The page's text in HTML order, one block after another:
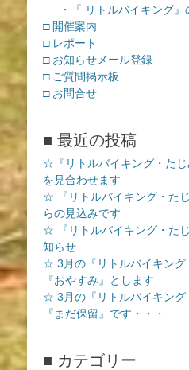
・『 リトルバイキング』
□ 開催案内
□ レポート
□ お知らせメール登録
□ ご質問掲示板
□ お問合せ
■ 最近の投稿
☆『リトルバイキング・た
を見合わせます
☆ 『リトルバイキング・た
らの見込みです
☆ 『リトルバイキング・た
知らせ
☆ 3月の『リトルバイキング
『おやすみ』とします
☆ 3月の『リトルバイキング
『まだ保留』です・・・
■ カテゴリー